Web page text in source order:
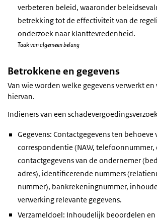
verbeteren beleid, waaronder
betrekking tot de effectiviteit van de
onderzoek naar klanttevredenheid.
Taak van algemeen belang
Betrokkene en gegevens
Van wie worden welke gegevens verwerkt en
hiervan.
Indieners van een
Gegevens: Contactgegevens ten behoeve
correspondentie (NAW, telefoonnummer,
contactgegevens van de ondernemer
adres), identificerende nummers
nummer), bankrekeningnummer,
verwerking relevante gegevens.
Verzameldoel: Inhoudelijk beoordelen